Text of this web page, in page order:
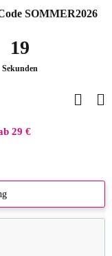
SOMMER2026
19
Sekunden
29 €